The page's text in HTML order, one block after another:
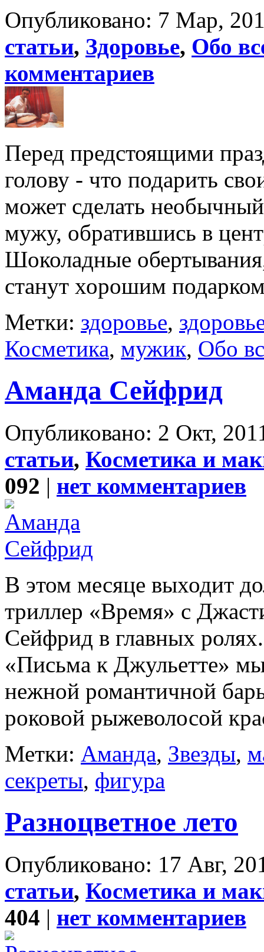
Опубликовано: 7 Мар,
статьи, Здоровье, Обо
комментариев
Перед предстоящими
голову - что подарить
может сделать
мужу, обратившись в
Шоколадные
станут хорошим
Метки: здоровье,
Косметика, мужик, Обо
Аманда Сейфрид
Опубликовано: 2 Окт,
статьи, Косметика и
092 | нет комментариев
В этом месяце выходит
триллер «Время» с
Сейфрид в главных
«Письма к Джульетте»
нежной романтичной
роковой рыжеволосой
Метки: Аманда, Звезды,
секреты, фигура
Разноцветное лето
Опубликовано: 17 Авг,
статьи, Косметика и
404 | нет комментариев